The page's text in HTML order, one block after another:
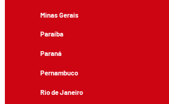
Minas Gerais
Paraíba
Paraná
Pernambuco
Rio de Janeiro